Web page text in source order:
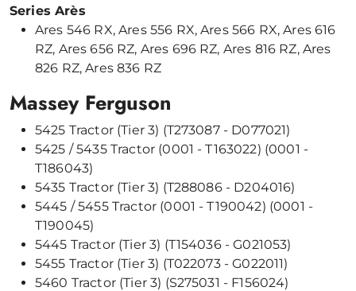
Series Arès
Ares 546 RX, Ares 556 RX, Ares 566 RX, Ares 616
RZ, Ares 656 RZ, Ares 696 RZ, Ares 816 RZ, Ares
826 RZ, Ares 836 RZ
Massey Ferguson
5425 Tractor (Tier 3) (T273087 - D077021)
5425 / 5435 Tractor (0001 - T163022) (0001 -
T186043)
5435 Tractor (Tier 3) (T288086 - D204016)
5445 / 5455 Tractor (0001 - T190042) (0001 -
T190045)
5445 Tractor (Tier 3) (T154036 - G021053)
5455 Tractor (Tier 3) (T022073 - G022011)
5460 Tractor (Tier 3) (S275031 - F156024)